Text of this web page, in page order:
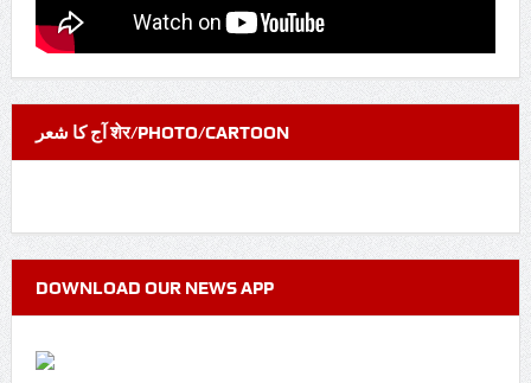
آج کا شعر शेर/PHOTO/CARTOON
DOWNLOAD OUR NEWS APP